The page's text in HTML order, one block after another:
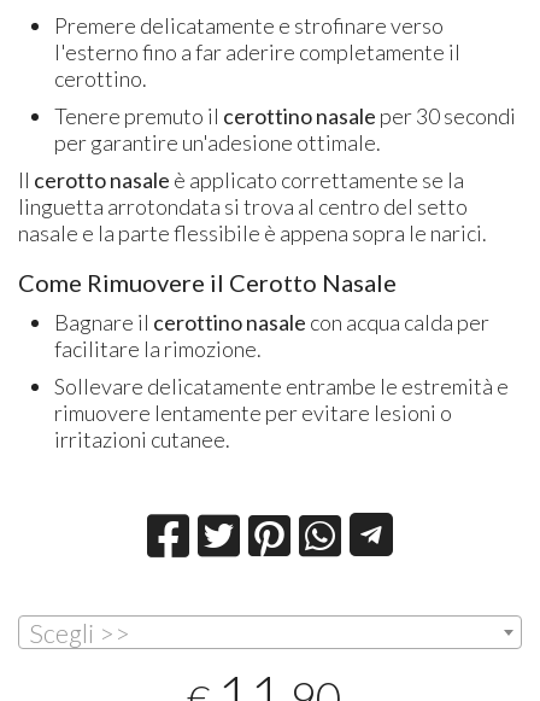
Premere delicatamente e strofinare verso
l'esterno fino a far aderire completamente il
cerottino.
Tenere premuto il cerottino nasale per 30 secondi
per garantire un'adesione ottimale.
Il cerotto nasale è applicato correttamente se la
linguetta arrotondata si trova al centro del setto
nasale e la parte flessibile è appena sopra le narici.
Come Rimuovere il Cerotto Nasale
Bagnare il cerottino nasale con acqua calda per
facilitare la rimozione.
Sollevare delicatamente entrambe le estremità e
rimuovere lentamente per evitare lesioni o
irritazioni cutanee.
Scegli >>